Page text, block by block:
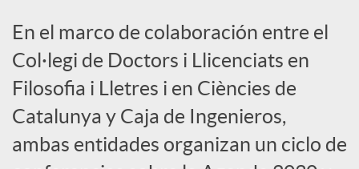
S
o
c
En el marco de colaboración entre el
Col·legi de Doctors i Llicenciats en
Filosofia i Lletres i en Ciències de
Catalunya y Caja de Ingenieros,
ambas entidades organizan un ciclo de